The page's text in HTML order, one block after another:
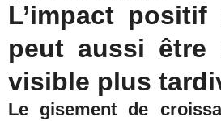
L’impact
peut aussi être
visible plus
Le gisement de